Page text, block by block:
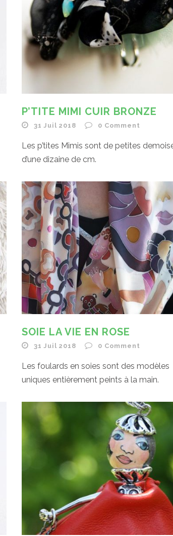
P’TITE MIMI CUIR BRONZE
31 Juil 2018 0 Comment
Les p’tites Mimis sont de petites
d’une dizaine de cm.
SOIE LA VIE EN ROSE
31 Juil 2018 0 Comment
Les foulards en soies sont des modèles
uniques entièrement peints à la main.